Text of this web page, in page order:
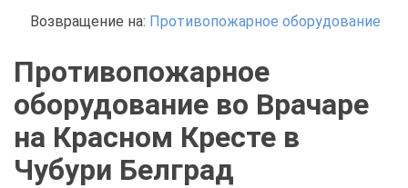
Возвращение на: Противопожарное оборудование
Противопожарное
оборудование во Врачаре
на Красном Кресте в
Чубури Белград